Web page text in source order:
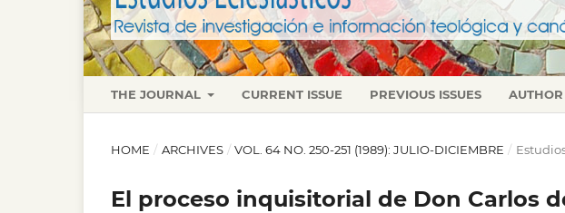
THE JOURNAL CURRENT ISSUE PREVIOUS ISSUES
HOME / ARCHIVES / VOL. 64 NO. 250-251 (1989): JULIO-DICIEMBRE /
El proceso inquisitorial de Don Carlos